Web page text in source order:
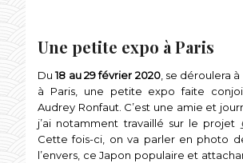
Une petite expo à Paris
Du18 au 29 février 2020, se déroulera à
à Paris, une petite expo faite
Audrey Ronfaut. C’est une amie et
j’ai notamment travaillé sur le projet
Cette fois-ci, on va parler en photo
l’envers, ce Japon populaire et